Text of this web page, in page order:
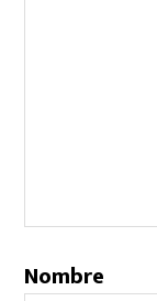
Nombre